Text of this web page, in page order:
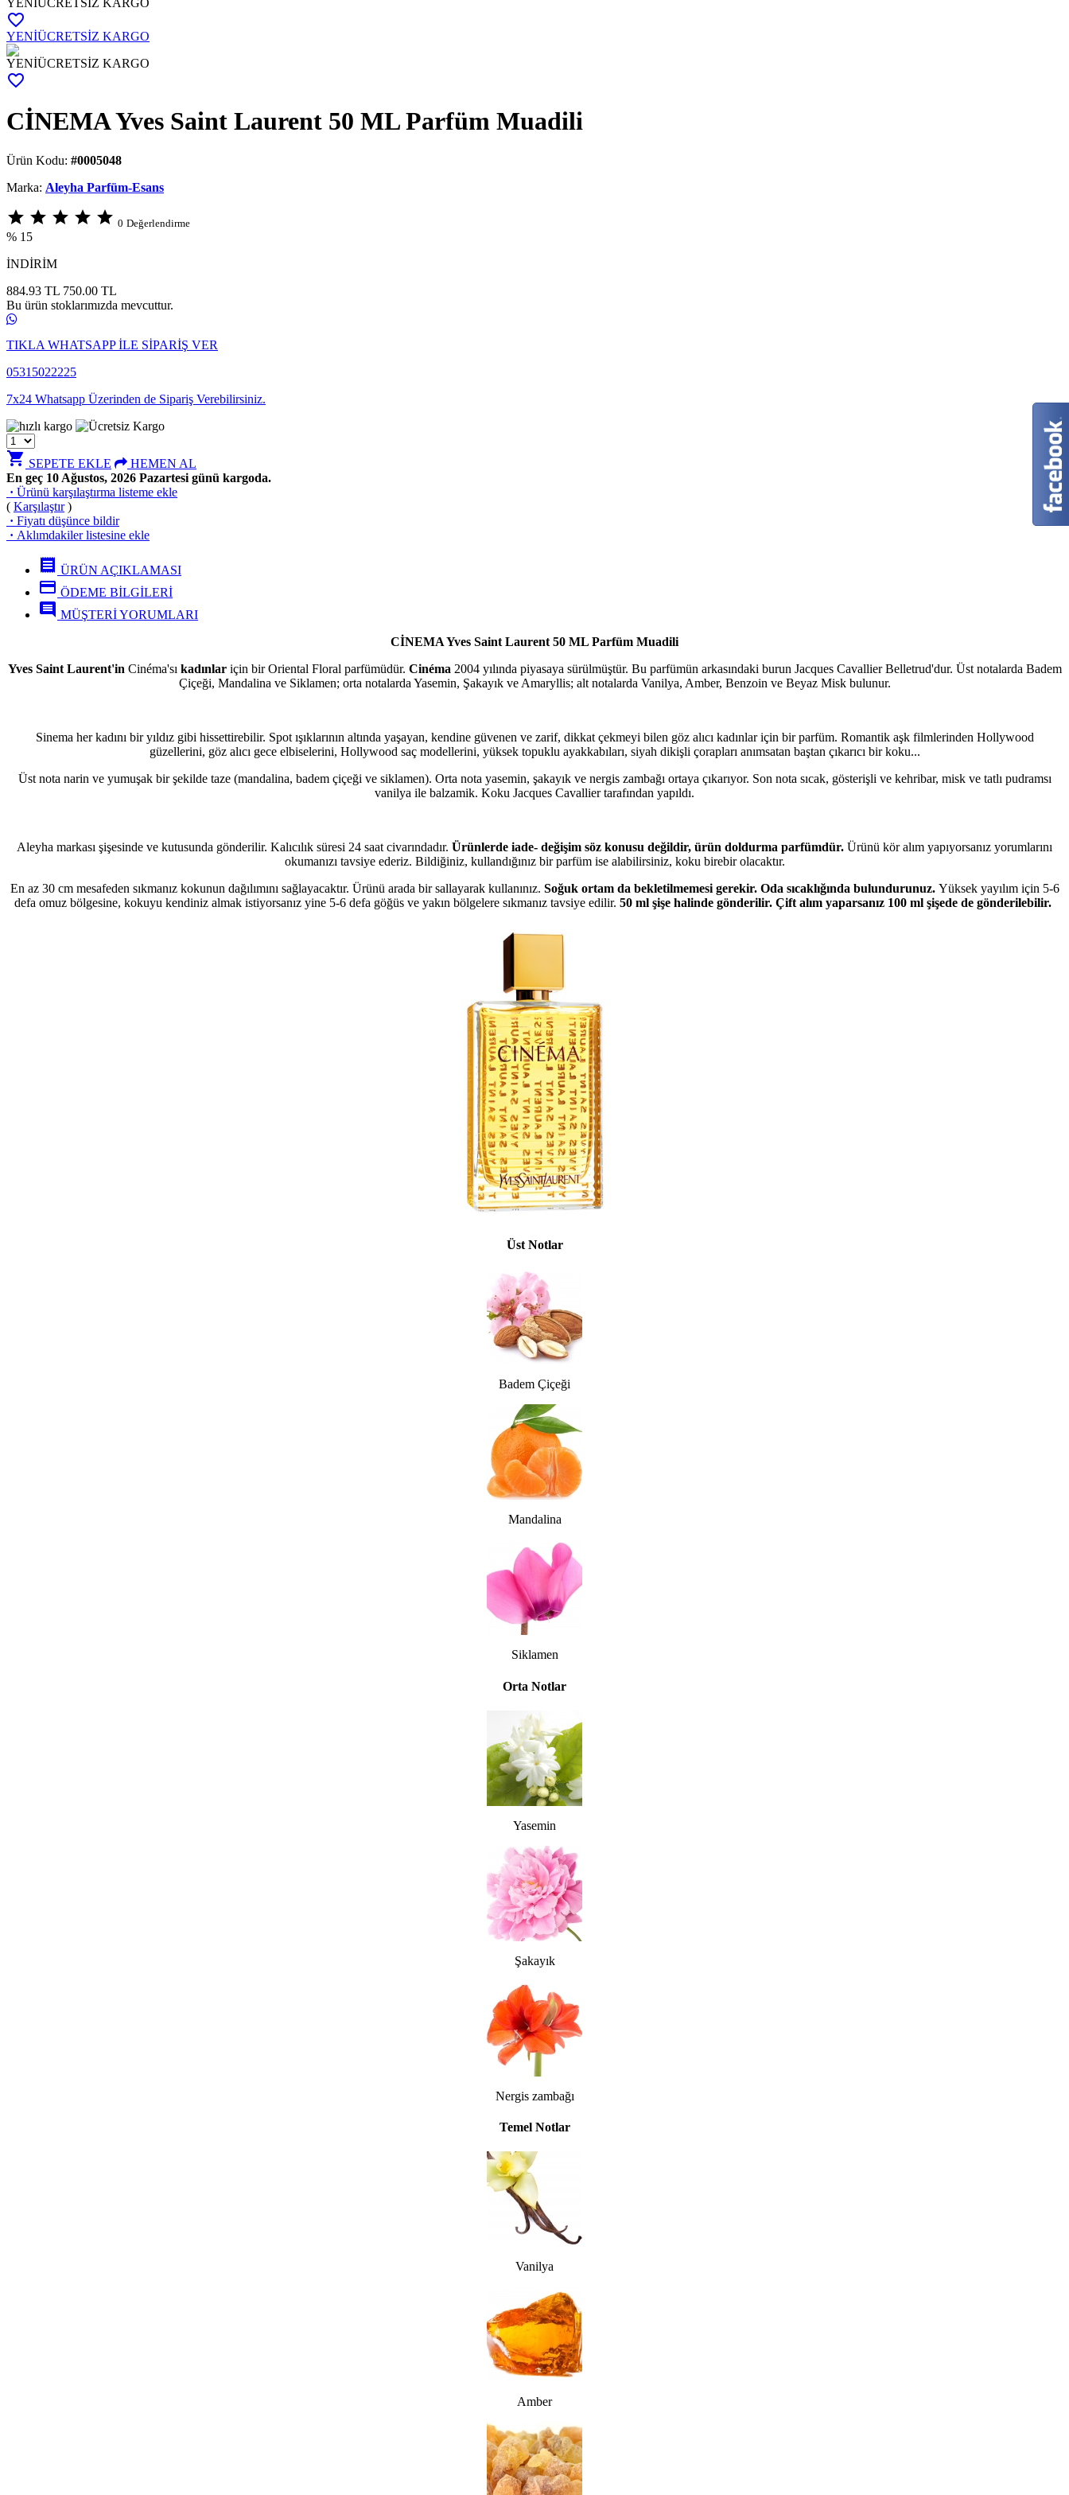
YENİÜCRETSİZ KARGO
favorite_border
YENİÜCRETSİZ KARGO
YENİÜCRETSİZ KARGO
favorite_border
CİNEMA Yves Saint Laurent 50 ML Parfüm Muadili
Ürün Kodu: #0005048
Marka: Aleyha Parfüm-Esans
star star star star star 0 Değerlendirme
% 15
İNDİRİM
884.93 TL 750.00 TL
Bu ürün stoklarımızda mevcuttur.
TIKLA WHATSAPP İLE SİPARİŞ VER
05315022225
7x24 Whatsapp Üzerinden de Sipariş Verebilirsiniz.
shopping_cart SEPETE EKLE
HEMEN AL
En geç 10 Ağustos, 2026 Pazartesi günü kargoda.
· Ürünü karşılaştırma listeme ekle
( Karşılaştır)
· Fiyatı düşünce bildir
· Aklımdakiler listesine ekle
receipt ÜRÜN AÇIKLAMASI
credit_card ÖDEME BİLGİLERİ
comment MÜŞTERİ YORUMLARI
CİNEMA Yves Saint Laurent 50 ML Parfüm Muadili
Yves Saint Laurent'in Cinéma'sı kadınlariçin bir Oriental Floral parfümüdür. Cinéma 2004 yılında piyasaya sürülmüştür. Bu parfümün arkasındaki burun Jacques Cavallier Belletrud'dur. Üst notalarda Badem
Çiçeği, Mandalina ve Siklamen; orta notalarda Yasemin, Şakayık ve Amaryllis; alt notalarda Vanilya, Amber, Benzoin ve Beyaz Misk bulunur.
Sinema her kadını bir yıldız gibi hissettirebilir. Spot ışıklarının altında yaşayan, kendine güvenen ve zarif, dikkat çekmeyi bilen göz alıcı kadınlar için bir parfüm. Romantik aşk filmlerinden Hollywood
güzellerini, göz alıcı gece elbiselerini, Hollywood saç modellerini, yüksek topuklu ayakkabıları, siyah dikişli çorapları anımsatan baştan çıkarıcı bir koku...
Üst nota narin ve yumuşak bir şekilde taze (mandalina, badem çiçeği ve siklamen). Orta nota yasemin, şakayık ve nergis zambağı ortaya çıkarıyor. Son nota sıcak, gösterişli ve kehribar, misk ve tatlı pudramsı
vanilya ile balzamik. Koku Jacques Cavallier tarafından yapıldı.
Aleyha markası şişesinde ve kutusunda gönderilir. Kalıcılık süresi 24 saat civarındadır. Ürünlerde iade- değişim söz konusu değildir, ürün doldurma parfümdür. Ürünü kör alım yapıyorsanız yorumlarını
okumanızı tavsiye ederiz. Bildiğiniz, kullandığınız bir parfüm ise alabilirsiniz, koku birebir olacaktır.
En az 30 cm mesafeden sıkmanız kokunun dağılımını sağlayacaktır. Ürünü arada bir sallayarak kullanınız. Soğuk ortam da bekletilmemesi gerekir. Oda sıcaklığında bulundurunuz. Yüksek yayılım için 5-6
defa omuz bölgesine, kokuyu kendiniz almak istiyorsanız yine 5-6 defa göğüs ve yakın bölgelere sıkmanız tavsiye edilir. 50 ml şişe halinde gönderilir. Çift alım yaparsanız 100 ml şişede de gönderilebilir.
Üst Notlar
Badem Çiçeği
Mandalina
Siklamen
Orta Notlar
Yasemin
Şakayık
Nergis zambağı
Temel Notlar
Vanilya
Amber